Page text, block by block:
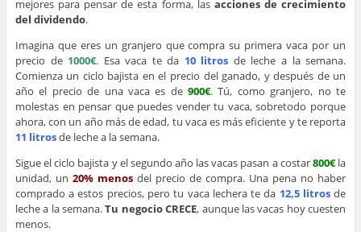
mejores para pensar de esta forma, las acciones de crecimiento
del dividendo.
Imagina que eres un granjero que compra su primera vaca por un
precio de 1000€. Esa vaca te da 10 litros de leche a la semana.
Comienza un ciclo bajista en el precio del ganado, y después de un
año el precio de una vaca es de900€. Tú, como granjero, no te
molestas en pensar que puedes vender tu vaca, sobretodo porque
ahora, con un año más de edad, tu vaca es más eficiente y te reporta
11 litrosde leche a la semana.
Sigue el ciclo bajista y el segundo año las vacas pasan a costar800€la
unidad, un 20% menos del precio de compra. Una pena no haber
comprado a estos precios, pero tu vaca lechera te da 12,5 litrosde
leche a la semana.Tu negocio CRECE, aunque las vacas hoy cuesten
menos.